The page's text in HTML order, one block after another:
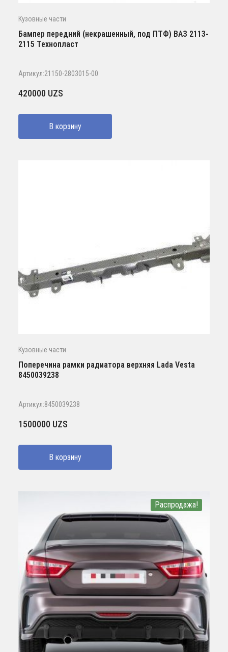
Кузовные части
Бампер передний (некрашенный, под ПТФ) ВАЗ 2113-
2115 Технопласт
Артикул:21150-2803015-00
420000 UZS
В корзину
Кузовные части
Поперечина рамки радиатора верхняя Lada Vesta
8450039238
Артикул:8450039238
1500000 UZS
В корзину
Распродажа!